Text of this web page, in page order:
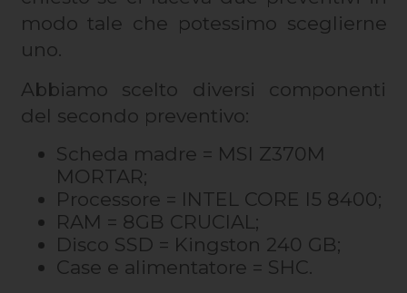
modo tale che potessimo sceglierne
uno.
Abbiamo scelto diversi componenti
del secondo preventivo:
Scheda madre = MSI Z370M
MORTAR;
Processore = INTEL CORE I5 8400;
RAM = 8GB CRUCIAL;
Disco SSD = Kingston 240 GB;
Case e alimentatore = SHC.